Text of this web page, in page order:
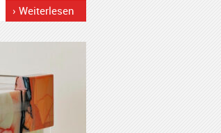
› Weiterlesen